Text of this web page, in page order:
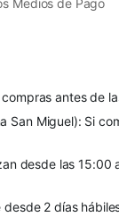
antes de
San Miguel): Si
desde las 15:00
desde 2 días